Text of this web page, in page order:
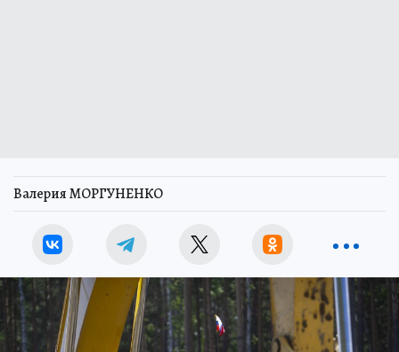
Валерия МОРГУНЕНКО